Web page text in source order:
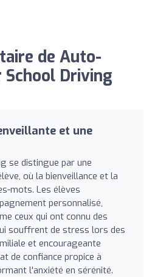
de Auto-
School Driving
et une
se distingue par une
où la bienveillance et la
mots. Les élèves
personnalisé,
ceux qui ont connu des
souffrent de stress lors des
et encourageante
de confiance propice à
l'anxiété en sérénité.